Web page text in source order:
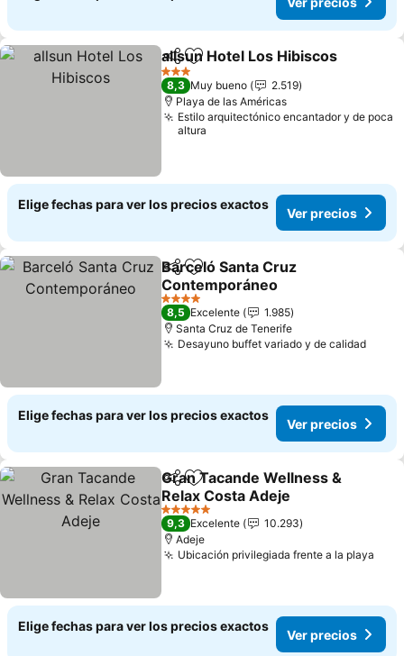
CompartirAgregar a favoritos
allsun Hotel Los Hibiscos
3 Estrellas
8,3 Muy bueno
2.519
Playa de las Américas
Estilo arquitectónico encantador y de poca
altura
Elige fechas para ver los precios exactos
Ver precios
CompartirAgregar a favoritos
Barceló Santa Cruz
Contemporáneo
4 Estrellas
8,5 Excelente
1.985
Santa Cruz de Tenerife
Desayuno buffet variado y de calidad
Elige fechas para ver los precios exactos
Ver precios
CompartirAgregar a favoritos
Gran Tacande Wellness &
Relax Costa Adeje
5 Estrellas
9,3 Excelente
10.293
Adeje
Ubicación privilegiada frente a la playa
Elige fechas para ver los precios exactos
Ver precios